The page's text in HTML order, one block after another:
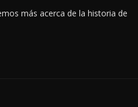
más acerca de la historia de